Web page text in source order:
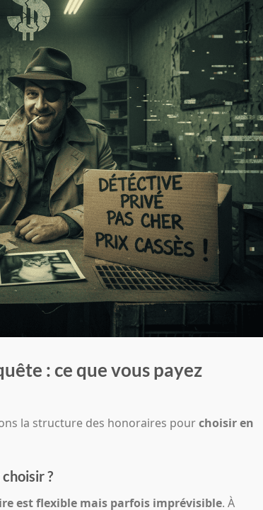
: ce que vous payez
la structure des honoraires pourchoisir en
?
est flexible mais parfois imprévisible. À